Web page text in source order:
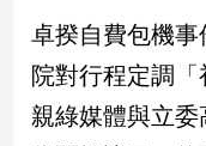
冠
病
毒
專
區
卓揆自費包機
院對行程定調
親綠媒體與立